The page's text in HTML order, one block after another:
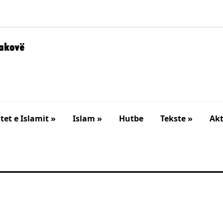
e Islamit » Islam » Hutbe Tekste »